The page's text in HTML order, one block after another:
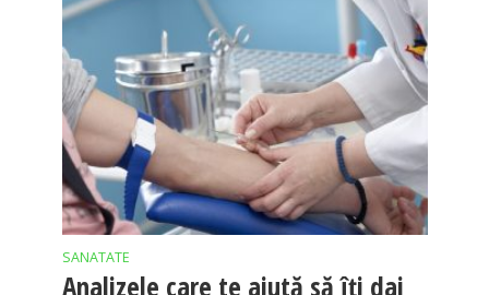
SANATATE
Analizele care te ajută să îți dai